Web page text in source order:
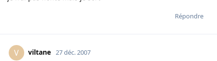
Répondre
V viltane 27 déc. 2007